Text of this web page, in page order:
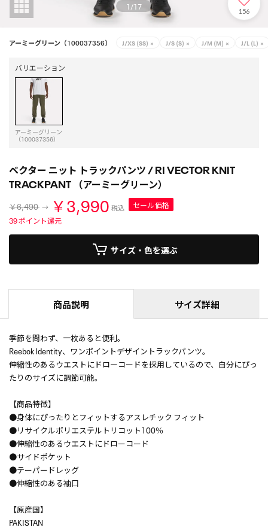
1/17 156
アーミーグリーン（100037356） J/XS (SS) × J/S (S) × J/M (M) × J/L (L) ×
バリエーション
アーミーグリーン
（100037356）
ベクター ニット トラックパンツ / RI VECTOR KNIT
TRACKPANT （アーミーグリーン）
￥6,490 ￥3,990 税込
セール価格
39ポイント還元
サイズ・色を選ぶ
商品説明 サイズ詳細
季節を問わず、一枚あると便利。
Reebok Identity、ワンポイントデザイントラックパンツ。
伸縮性のあるウエストにドローコードを採用しているので、自分にぴっ
たりのサイズに調節可能。
【商品特徴】
●身体にぴったりとフィットするアスレチック フィット
●リサイクルポリエステルトリコット100％
●伸縮性のあるウエストにドローコード
●サイドポケット
●テーパードレッグ
●伸縮性のある袖口
【原産国】
PAKISTAN